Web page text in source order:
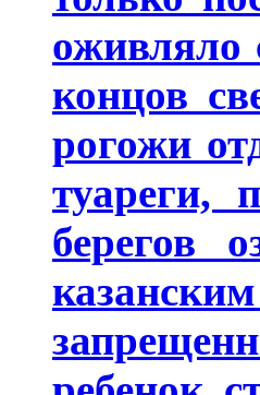
оживляло
концов
рогожи
туареги,
берегов